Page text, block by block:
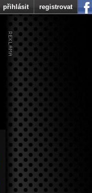
přihlásit registrovat